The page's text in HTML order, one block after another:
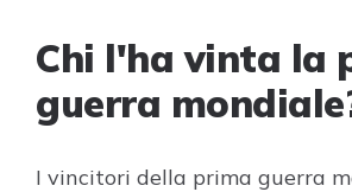
Chi l'ha vinta la
guerra
I vincitori della prima guerra